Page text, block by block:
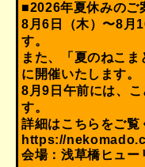
■2026年夏休みのご
8月6日（木）〜8月
す。
また、「夏のねこ
に開催いたします。
8月9日午前には、
す。
詳細はこちらをご覧
https://
会場：浅草橋ヒュー